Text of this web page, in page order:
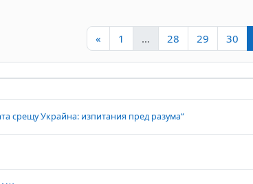
«Предишна страница
1 Страница 1
… 28Страница 28
29 30
срещу Украйна: изпитания пред разума“